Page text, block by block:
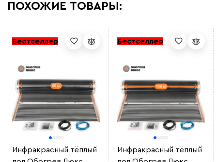
ПОХОЖИЕ ТОВАРЫ:
Бестселлер
Инфракрасный тёплый
Бестселлер
Инфракрасный тёплый